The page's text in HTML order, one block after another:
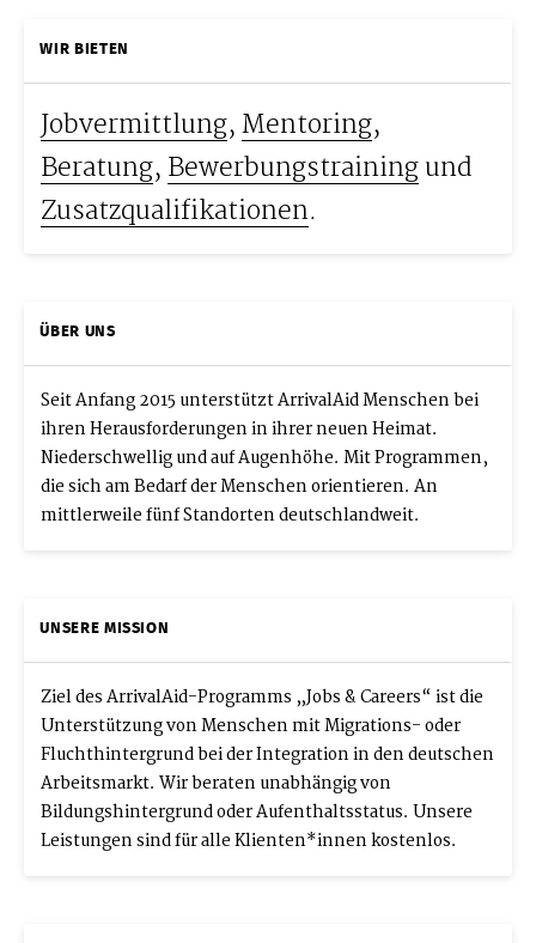
WIR BIETEN
Jobvermittlung, Mentoring,
Beratung, Bewerbungstraining und
Zusatzqualifikationen.
ÜBER UNS
Seit Anfang 2015 unterstützt ArrivalAid Menschen bei
ihren Herausforderungen in ihrer neuen Heimat.
Niederschwellig und auf Augenhöhe. Mit Programmen,
die sich am Bedarf der Menschen orientieren. An
mittlerweile fünf Standorten deutschlandweit.
UNSERE MISSION
Ziel des ArrivalAid-Programms „Jobs & Careers“ ist die
Unterstützung von Menschen mit Migrations- oder
Fluchthintergrund bei der Integration in den deutschen
Arbeitsmarkt. Wir beraten unabhängig von
Bildungshintergrund oder Aufenthaltsstatus. Unsere
Leistungen sind für alle Klienten*innen kostenlos.